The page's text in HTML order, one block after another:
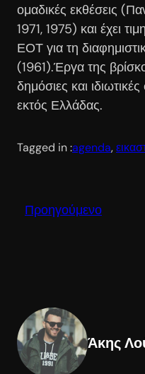
ομαδικές εκθέσεις
1971, 1975) και έχει
ΕΟΤ για τη
(1961).Έργα της
δημόσιες και
εκτός Ελλάδας.
Tagged in :agenda,
Προηγούμενο
Άκης